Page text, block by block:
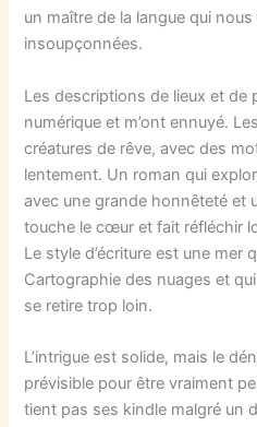
un maître de la langue qui
insoupçonnées.
Les descriptions de lieux et
numérique et m’ont ennuyé.
créatures de rêve, avec des
lentement. Un roman qui
avec une grande honnêteté et
touche le cœur et fait réfléchir
Le style d’écriture est une mer
Cartographie des nuages et
se retire trop loin.
L’intrigue est solide, mais le
prévisible pour être vraiment
tient pas ses kindle malgré un